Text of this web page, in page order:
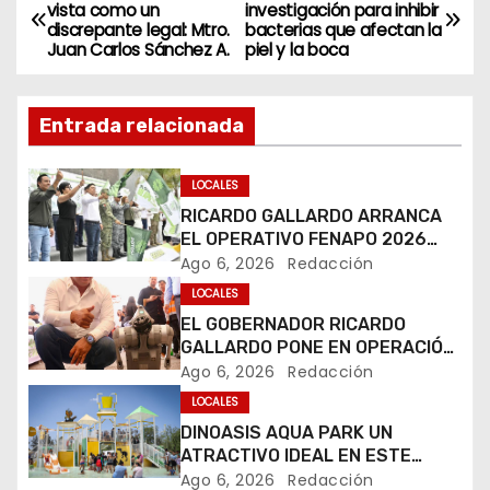
a
e
g
a
c
i
ó
n
d
investigación para inhibir
bacterias que afectan la
piel y la boca
vista como un
discrepante legal: Mtro.
Juan Carlos Sánchez A.
Entrada relacionada
LOCALES
RICARDO GALLARDO ARRANCA
EL OPERATIVO FENAPO 2026
PARA GARANTIZAR LA
SEGURIDAD DE MÁS DE 9
MILLONES DE VISITANTES
Ago 6, 2026 Redacción
LOCALES
EL GOBERNADOR RICARDO
GALLARDO PONE EN OPERACIÓN
LOS PRIMEROS CUATRO PERROS
ROBOT
Ago 6, 2026 Redacción
LOCALES
DINOASIS AQUA PARK UN
ATRACTIVO IDEAL EN ESTE
VERANO
Ago 6, 2026 Redacción